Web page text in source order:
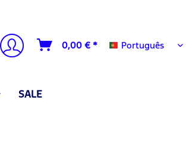
0,00 € * Português
Português
SALE